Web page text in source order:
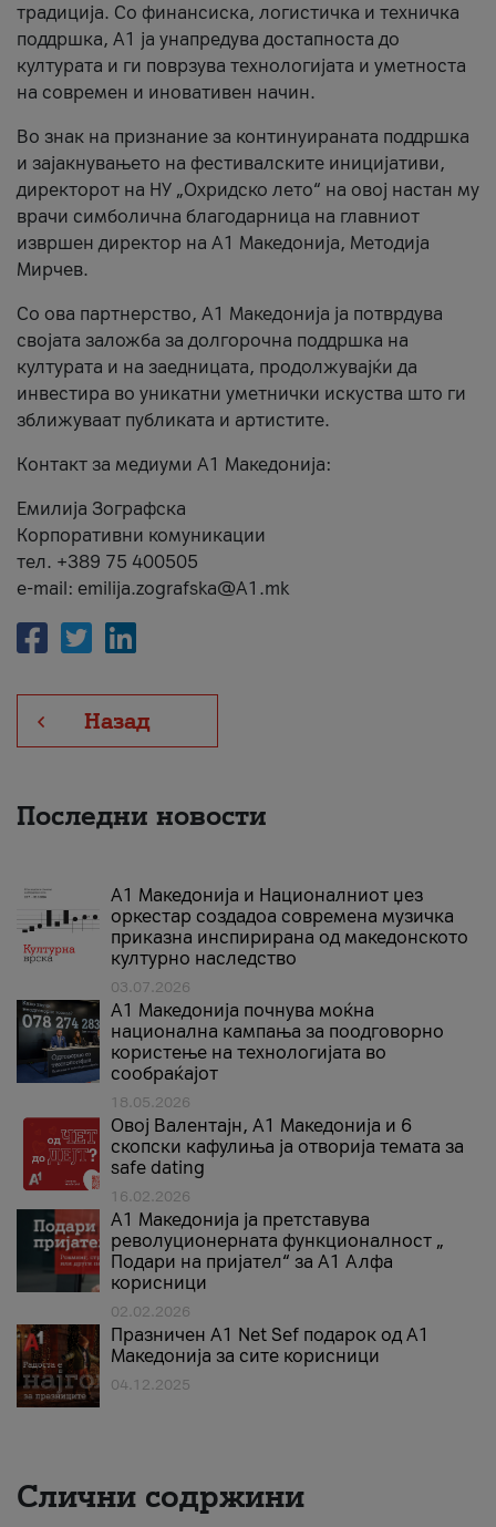
традиција. Со финансиска, логистичка и техничка
поддршка, A1 ја унапредува достапноста до
културата и ги поврзува технологијата и уметноста
на современ и иновативен начин.
Во знак на признание за континуираната поддршка
и зајакнувањето на фестивалските иницијативи,
директорот на НУ „Охридско лето“ на овој настан му
врачи симболична благодарница на главниот
извршен директор на A1 Македонија, Методија
Мирчев.
Со ова партнерство, A1 Македонија ја потврдува
својата заложба за долгорочна поддршка на
културата и на заедницата, продолжувајќи да
инвестира во уникатни уметнички искуства што ги
зближуваат публиката и артистите.
Контакт за медиуми А1 Македонија:
Емилија Зографска
Корпоративни комуникации
тел. +389 75 400505
e-mail: emilija.zografska@A1.mk
Назад
Последни новости
А1 Македонија и Националниот џез
оркестар создадоа современа музичка
приказна инспирирана од македонското
културно наследство
03.07.2026
A1 Македонија почнува моќна
национална кампања за поодговорно
користење на технологијата во
сообраќајот
18.05.2026
Овој Валентајн, A1 Македонија и 6
скопски кафулиња ја отворија темата за
safe dating
16.02.2026
А1 Македонија ја претставува
револуционерната функционалност „
Подари на пријател“ за А1 Алфа
корисници
02.02.2026
Празничен A1 Net Sеf подарок од А1
Македонија за сите корисници
04.12.2025
Слични содржини